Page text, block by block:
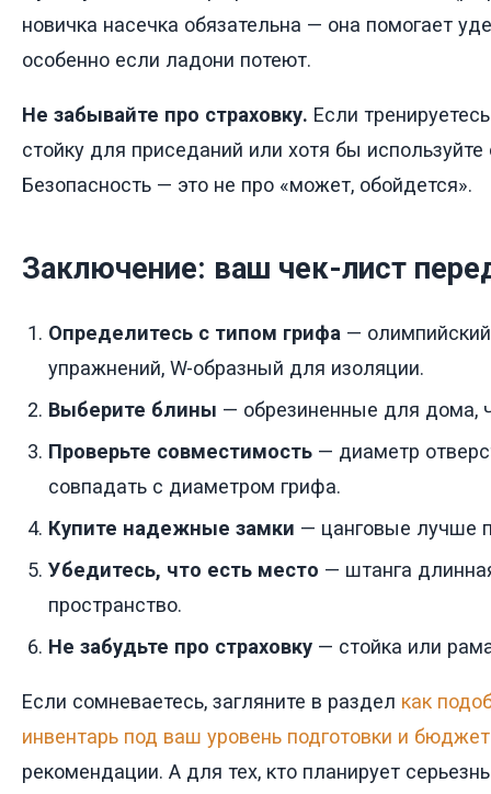
новичка насечка обязательна — она помогает
особенно если ладони потеют.
Не забывайте про страховку. Если
стойку для приседаний или хотя бы
Безопасность — это не про «может, обойдется».
Заключение: ваш чек-лист
Определитесь с типом грифа —
упражнений, W-образный для изоляции.
Выберите блины — обрезиненные для дома,
Проверьте совместимость — диаметр
совпадать с диаметром грифа.
Купите надежные замки — цанговые лучше
Убедитесь, что есть место — штанга
пространство.
Не забудьте про страховку — стойка или
Если сомневаетесь, загляните в раздел как
инвентарь под ваш уровень подготовки и бюджет
рекомендации. А для тех, кто планирует